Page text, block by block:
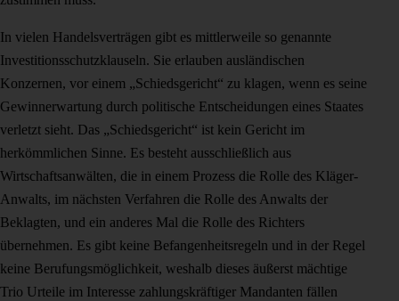
In vielen Handelsverträgen gibt es mittlerweile so genannte
Investitionsschutzklauseln. Sie erlauben ausländischen
Konzernen, vor einem „Schiedsgericht“ zu klagen, wenn es seine
Gewinnerwartung durch politische Entscheidungen eines Staates
verletzt sieht. Das „Schiedsgericht“ ist kein Gericht im
herkömmlichen Sinne. Es besteht ausschließlich aus
Wirtschaftsanwälten, die in einem Prozess die Rolle des Kläger-
Anwalts, im nächsten Verfahren die Rolle des Anwalts der
Beklagten, und ein anderes Mal die Rolle des Richters
übernehmen. Es gibt keine Befangenheitsregeln und in der Regel
keine Berufungsmöglichkeit, weshalb dieses äußerst mächtige
Trio Urteile im Interesse zahlungskräftiger Mandanten fällen